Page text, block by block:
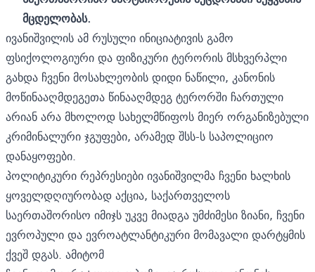
მცდელობას.
ივანიშვილის ამ რუსული ინიციატივის გამო
ფსიქოლოგიური და ფიზიკური ტერორის მსხვერპლი
გახდა ჩვენი მოსახლეობის დიდი ნაწილი, კანონის
მოწინააღმდეგეთა წინააღმდეგ ტერორში ჩართული
არიან არა მხოლოდ სახელმწიფოს მიერ ორგანიზებული
კრიმინალური ჯგუფები, არამედ შსს-ს საპოლიციო
დანაყოფები.
პოლიტიკური რეპრესიები ივანიშვილმა ჩვენი ხალხის
ყოველდღიურობად აქცია, საქართველოს
საერთაშორისო იმიჯს უკვე მიადგა უმძიმესი ზიანი, ჩვენი
ევროპული და ევროატლანტიკური მომავალი დარტყმის
ქვეშ დგას. ამიტომ